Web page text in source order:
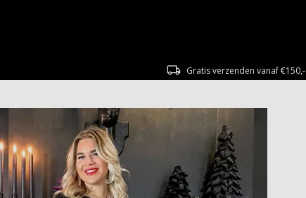
Gratis verzenden vanaf €150,-